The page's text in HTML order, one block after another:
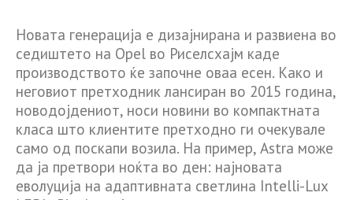
Новата генерација е дизајнирана и развиена во
седиштето на Opel во Риселсхајм каде
производството ќе започне оваа есен. Како и
неговиот претходник лансиран во 2015 година,
новодојдениот, носи новини во компактната
класа што клиентите претходно ги очекувале
само од поскапи возила. На пример, Astra може
да ја претвори ноќта во ден: најновата
еволуција на адаптивната светлина Intelli-Lux